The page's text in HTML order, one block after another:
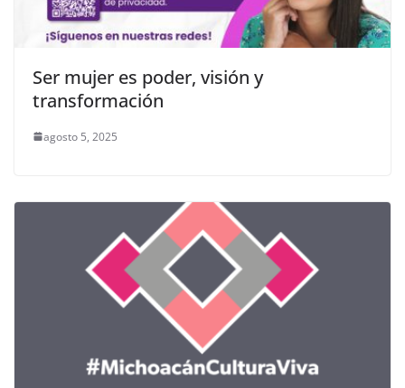
Ser mujer es poder, visión y
transformación
agosto 5, 2025